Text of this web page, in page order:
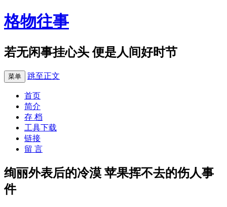
格物往事
若无闲事挂心头 便是人间好时节
菜单 跳至正文
首页
简介
存 档
工具下载
链接
留 言
绚丽外表后的冷漠 苹果挥不去的伤人事
件